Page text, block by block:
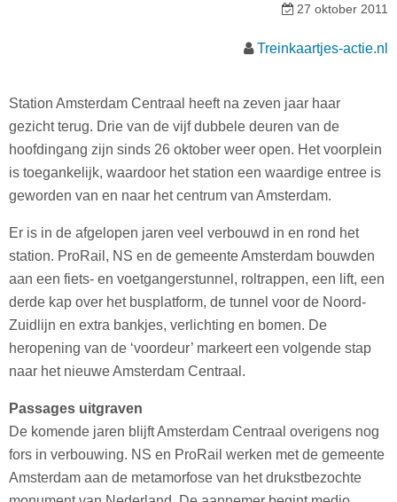
27 oktober 2011
Treinkaartjes-actie.nl
Station Amsterdam Centraal heeft na zeven jaar haar
gezicht terug. Drie van de vijf dubbele deuren van de
hoofdingang zijn sinds 26 oktober weer open. Het voorplein
is toegankelijk, waardoor het station een waardige entree is
geworden van en naar het centrum van Amsterdam.
Er is in de afgelopen jaren veel verbouwd in en rond het
station. ProRail, NS en de gemeente Amsterdam bouwden
aan een fiets- en voetgangerstunnel, roltrappen, een lift, een
derde kap over het busplatform, de tunnel voor de Noord-
Zuidlijn en extra bankjes, verlichting en bomen. De
heropening van de ‘voordeur’ markeert een volgende stap
naar het nieuwe Amsterdam Centraal.
Passages uitgraven
De komende jaren blijft Amsterdam Centraal overigens nog
fors in verbouwing. NS en ProRail werken met de gemeente
Amsterdam aan de metamorfose van het drukstbezochte